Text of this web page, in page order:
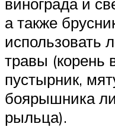
а также
использовать
травы (корень
пустырник,
боярышника
рыльца).